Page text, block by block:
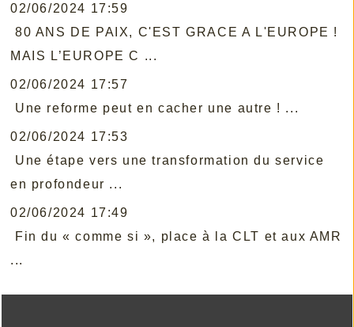
02/06/2024 17:59
80 ANS DE PAIX, C'EST GRACE A L'EUROPE !
MAIS L’EUROPE C ...
02/06/2024 17:57
Une reforme peut en cacher une autre ! ...
02/06/2024 17:53
Une étape vers une transformation du service
en profondeur ...
02/06/2024 17:49
Fin du « comme si », place à la CLT et aux AMR
...